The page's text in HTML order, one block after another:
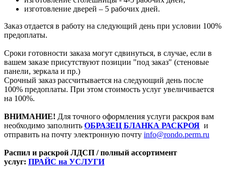
изготовление дверей – 5 рабочих дней.
Заказ отдается в работу на следующий день при условии 100%
предоплаты.
Сроки готовности заказа могут сдвинуться, в случае, если в
вашем заказе присутствуют позиции "под заказ" (стеновые
панели, зеркала и пр.)
Срочный заказ рассчитывается на следующий день после
100% предоплаты. При этом стоимость услуг увеличивается
на 100%.
ВНИМАНИЕ! Для точного оформления услуги раскроя вам
необходимо заполнить ОБРАЗЕЦ БЛАНКА РАСКРОЯ и
отправить на почту электронную почту info@rondo.perm.ru
Распил и раскрой ЛДСП / полный ассортимент
услуг: ПРАЙС на УСЛУГИ